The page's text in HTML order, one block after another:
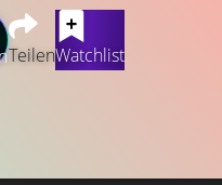
TeilenWatchlist